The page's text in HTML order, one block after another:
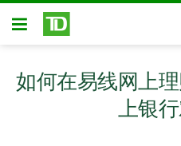
跳转到主要内容
开放式房屋贷款
如何在易线网上
上银